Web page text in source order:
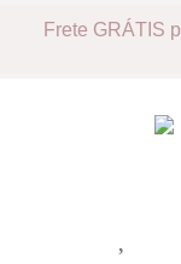
Frete GRÁTIS